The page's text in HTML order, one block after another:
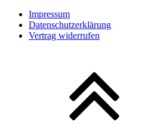
Impressum
Datenschutzerklärung
Vertrag widerrufen